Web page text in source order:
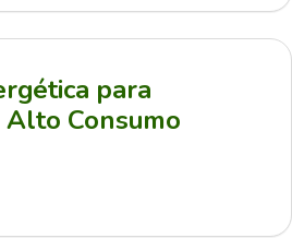
para
Consumo